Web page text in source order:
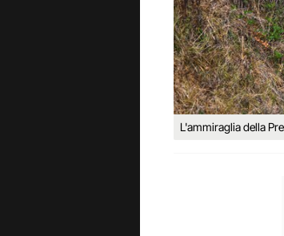
L'ammiraglia della